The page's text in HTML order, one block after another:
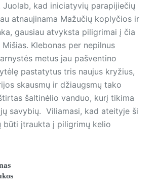
Juolab, kad iniciatyvių parapijiečių
atnaujinama Mažučių koplyčios ir
gausiau atvyksta piligrimai į čia
Mišias. Klebonas per nepilnus
metus jau pašventino
pastatytus tris naujus kryžius,
skausmų ir džiaugsmų tako
šaltinėlio vanduo, kurį tikima
savybių. Viliamasi, kad ateityje ši
būti įtraukta į piligrimų kelio